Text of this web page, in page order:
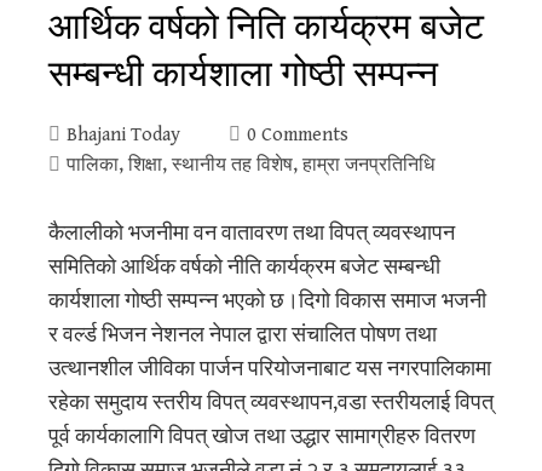
आर्थिक वर्षको निति कार्यक्रम बजेट
सम्बन्धी कार्यशाला गोष्ठी सम्पन्न
Bhajani Today
0 Comments
पालिका, शिक्षा, स्थानीय तह विशेष, हाम्रा जनप्रतिनिधि
कैलालीको भजनीमा वन वातावरण तथा विपत् व्यवस्थापन
समितिको आर्थिक वर्षको नीति कार्यक्रम बजेट सम्बन्धी
कार्यशाला गोष्ठी सम्पन्न भएको छ।दिगो विकास समाज भजनी
र वर्ल्ड भिजन नेशनल नेपाल द्वारा संचालित पोषण तथा
उत्थानशील जीविका पार्जन परियोजनाबाट यस नगरपालिकामा
रहेका समुदाय स्तरीय विपत् व्यवस्थापन,वडा स्तरीयलाई विपत्
पूर्व कार्यकालागि विपत् खोज तथा उद्धार सामाग्रीहरु वितरण